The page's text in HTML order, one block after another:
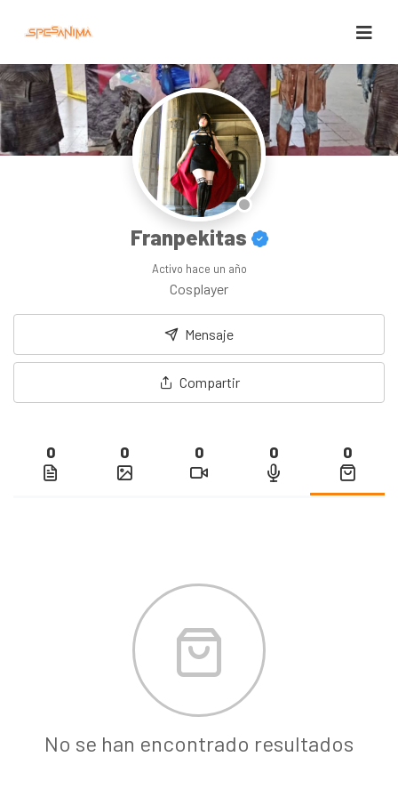
Franpekitas
Activo hace un año
Cosplayer
Mensaje
Compartir
0 0 0 0 0
No se han encontrado resultados